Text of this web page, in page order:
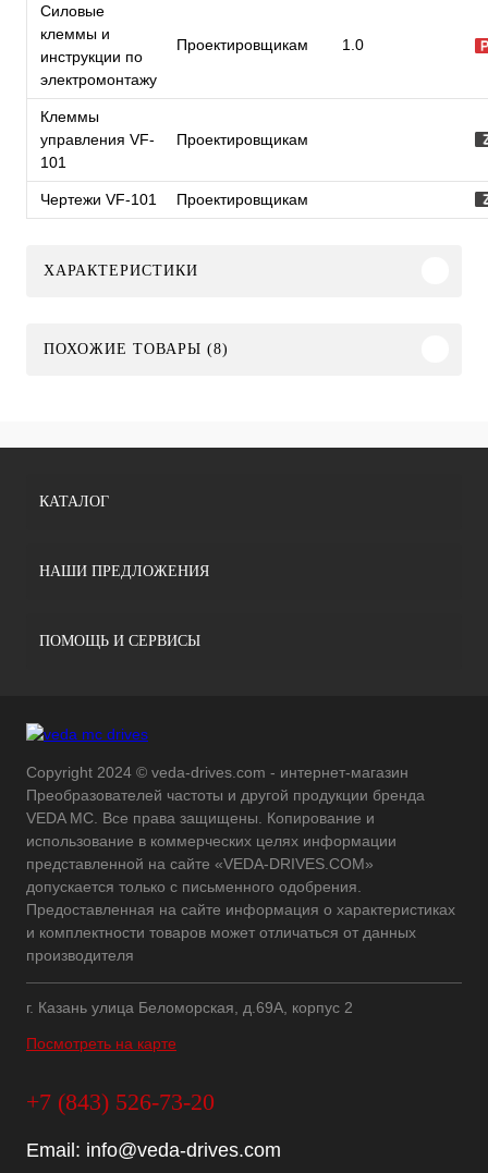
Силовые
клеммы и
инструкции по
электромонтажу
Проектировщикам 1.0
Клеммы
управления VF-
101
Проектировщикам
Чертежи VF-101 Проектировщикам
ХАРАКТЕРИСТИКИ
ПОХОЖИЕ ТОВАРЫ (8)
КАТАЛОГ
НАШИ ПРЕДЛОЖЕНИЯ
ПОМОЩЬ И СЕРВИСЫ
Copyright 2024 © veda-drives.com - интернет-магазин
Преобразователей частоты и другой продукции бренда
VEDA MC. Все права защищены. Копирование и
использование в коммерческих целях информации
представленной на сайте «VEDA-DRIVES.COM»
допускается только с письменного одобрения.
Предоставленная на сайте информация о характеристиках
и комплектности товаров может отличаться от данных
производителя
г. Казань улица Беломорская, д.69А, корпус 2
Посмотреть на карте
+7 (843) 526-73-20
Email: info@veda-drives.com